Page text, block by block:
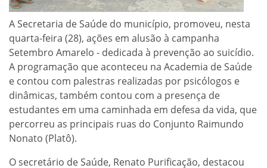
A Secretaria de Saúde do município, promoveu, nesta
quarta-feira (28), ações em alusão à campanha
Setembro Amarelo - dedicada à prevenção ao suicídio.
A programação que aconteceu na Academia de Saúde
e contou com palestras realizadas por psicólogos e
dinâmicas, também contou com a presença de
estudantes em uma caminhada em defesa da vida, que
percorreu as principais ruas do Conjunto Raimundo
Nonato (Platô).
O secretário de Saúde, Renato Purificação, destacou